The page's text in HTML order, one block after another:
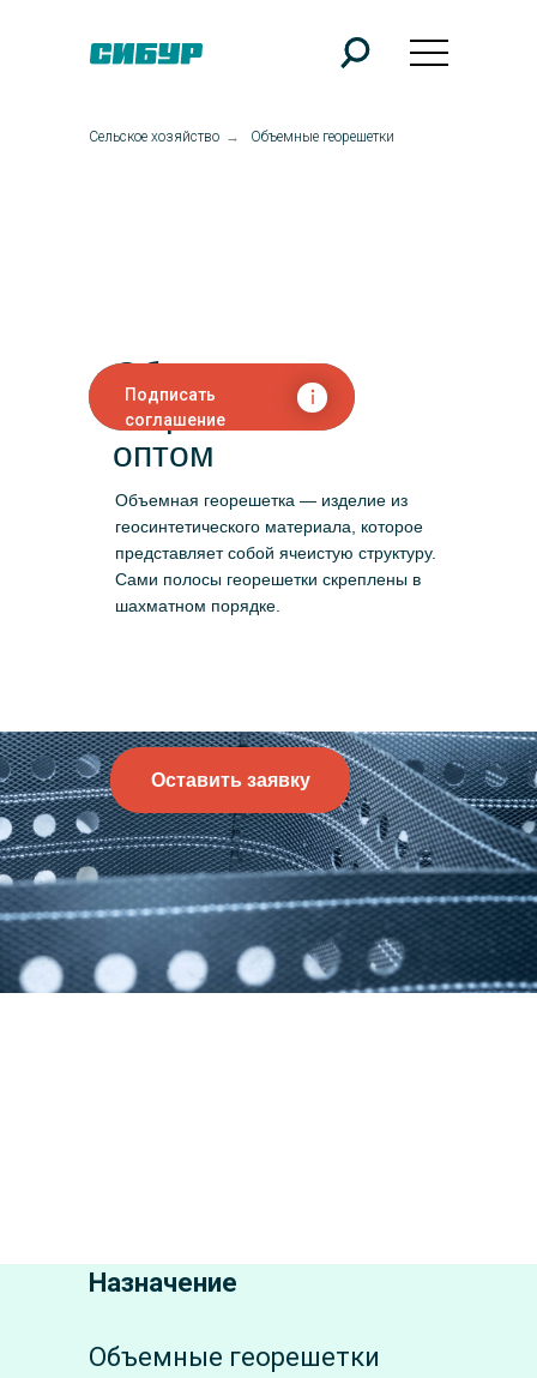
Подписать
соглашение
Сельское хозяйство → Объемные георешетки
Объемные
георешетки
оптом
Объемная георешетка — изделие из
геосинтетического материала, которое
представляет собой ячеистую структуру.
Сами полосы георешетки скреплены в
шахматном порядке.
Оставить заявку
Назначение
Объемные георешетки